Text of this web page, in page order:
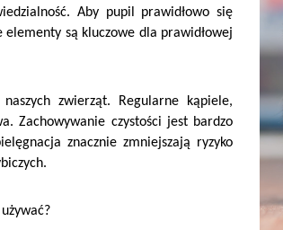
Aby pupil prawidłowo się
elementy są kluczowe dla prawidłowej
zwierząt. Regularne kąpiele,
Zachowywanie czystości jest bardzo
znacznie zmniejszają ryzyko